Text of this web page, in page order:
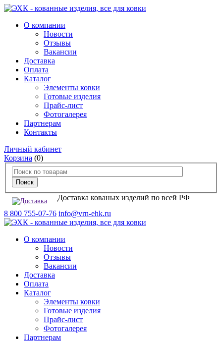
О компании
Новости
Отзывы
Вакансии
Доставка
Оплата
Каталог
Элементы ковки
Готовые изделия
Прайс-лист
Фотогалерея
Партнерам
Контакты
Личный кабинет
Корзина (0)
Доставка кованых изделий по всей РФ
8 800 755-07-76 info@vrn-ehk.ru
О компании
Новости
Отзывы
Вакансии
Доставка
Оплата
Каталог
Элементы ковки
Готовые изделия
Прайс-лист
Фотогалерея
Партнерам